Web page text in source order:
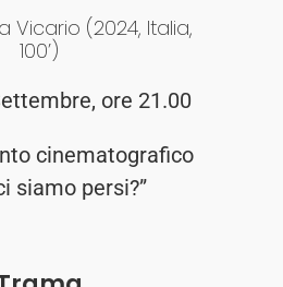
Vicario (2024, Italia,
100’)
ore 21.00
cinematografico
siamo persi?”